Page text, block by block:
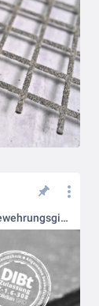
Zulassung (abZ) für Carbonbewehrungsgitter